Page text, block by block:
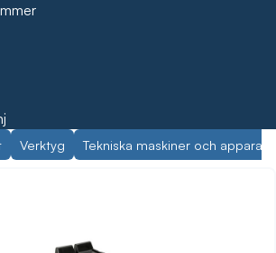
Verktyg Tekniska maskiner och